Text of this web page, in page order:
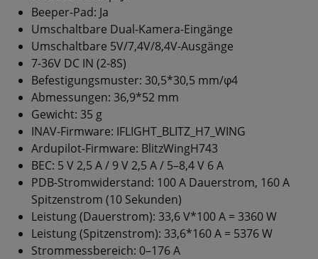
Beeper-Pad: Ja
Umschaltbare Dual-Kamera-Eingänge
Umschaltbare 5V/7,4V/8,4V-Ausgänge
7-36V DC IN (2-8S)
Befestigungsmuster: 30,5*30,5 mm/φ4
Abmessungen: 36,9*52 mm
Gewicht: 35 g
INAV-Firmware: IFLIGHT_BLITZ_H7_WING
Ardupilot-Firmware: BlitzWingH743
BEC: 5 V 2,5 A / 9 V 2,5 A / 5–8,4 V 6 A
PDB-Stromwiderstand: 100 A Dauerstrom, 160 A
Spitzenstrom (10 Sekunden)
Leistung (Dauerstrom): 33,6 V*100 A = 3360 W
Leistung (Spitzenstrom): 33,6*160 A = 5376 W
Strommessbereich: 0–176 A